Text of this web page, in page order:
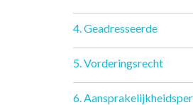
4. Geadresseerde
5. Vorderingsrecht
6.